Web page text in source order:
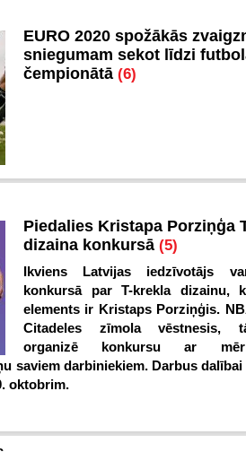
EURO 2020 spožākās
sniegumam sekot līdzi
čempionātā (6)
Piedalies Kristapa Porziņģa
dizaina konkursā (5)
Ikviens Latvijas iedzīvotājs
konkursā par T-krekla dizainu,
elements ir Kristaps Porziņģis.
Citadeles zīmola vēstnesis,
organizē konkursu ar
saviem darbiniekiem. Darbus
oktobrim.